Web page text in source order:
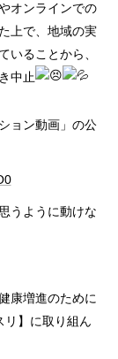
オンラインでの
上で、地域の実
いることから、
中止
ョン動画」の公
うように動けな
康増進のために
】に取り組ん